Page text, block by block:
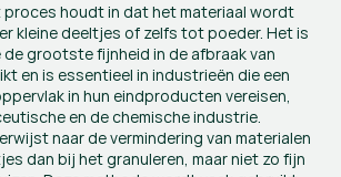
proces houdt in dat het materiaal wordt
kleine deeltjes of zelfs tot poeder. Het is
de grootste fijnheid in de afbraak van
en is essentieel in industrieën die een
in hun eindproducten vereisen,
en de chemische industrie.
naar de vermindering van materialen
dan bij het granuleren, maar niet zo fijn